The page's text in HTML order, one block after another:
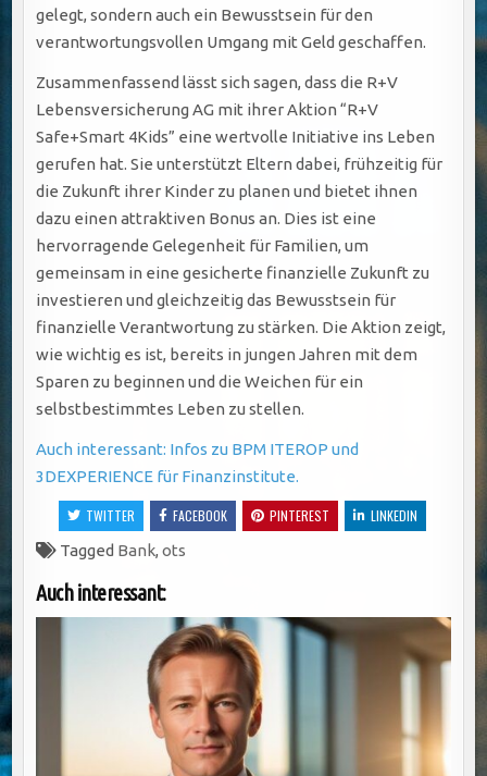
gelegt, sondern auch ein Bewusstsein für den
verantwortungsvollen Umgang mit Geld geschaffen.
Zusammenfassend lässt sich sagen, dass die R+V
Lebensversicherung AG mit ihrer Aktion “R+V
Safe+Smart 4Kids” eine wertvolle Initiative ins Leben
gerufen hat. Sie unterstützt Eltern dabei, frühzeitig für
die Zukunft ihrer Kinder zu planen und bietet ihnen
dazu einen attraktiven Bonus an. Dies ist eine
hervorragende Gelegenheit für Familien, um
gemeinsam in eine gesicherte finanzielle Zukunft zu
investieren und gleichzeitig das Bewusstsein für
finanzielle Verantwortung zu stärken. Die Aktion zeigt,
wie wichtig es ist, bereits in jungen Jahren mit dem
Sparen zu beginnen und die Weichen für ein
selbstbestimmtes Leben zu stellen.
Auch interessant: Infos zu BPM ITEROP und
3DEXPERIENCE für Finanzinstitute.
TWITTER FACEBOOK PINTEREST
LINKEDIN
Tagged Bank,ots
Auch interessant: